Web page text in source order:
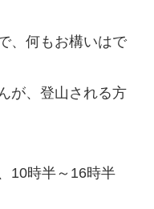
、何もお構いはで
が、登山される方
10時半～16時半